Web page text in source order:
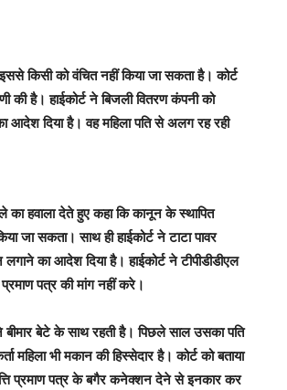
किसी को वंचित नहीं किया जा सकता है। कोर्ट
है। हाईकोर्ट ने बिजली वितरण कंपनी को
दिया है। वह महिला पति से अलग रह रही
हवाला देते हुए कहा कि कानून के स्थापित
जा सकता। साथ ही हाईकोर्ट ने टाटा पावर
का आदेश दिया है। हाईकोर्ट ने टीपीडीडीएल
पत्र की मांग नहीं करे।
बीमार बेटे के साथ रहती है। पिछले साल उसका पति
भी मकान की हिस्सेदार है। कोर्ट को बताया
प्रमाण पत्र के बगैर कनेक्शन देने से इनकार कर